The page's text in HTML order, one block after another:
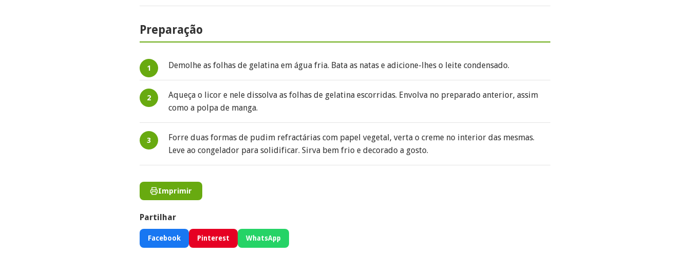
Preparação
Demolhe as folhas de gelatina em água fria. Bata as natas e adicione-lhes o leite condensado.
Aqueça o licor e nele dissolva as folhas de gelatina escorridas. Envolva no preparado anterior, assim
como a polpa de manga.
Forre duas formas de pudim refractárias com papel vegetal, verta o creme no interior das mesmas.
Leve ao congelador para solidificar. Sirva bem frio e decorado a gosto.
Imprimir
Partilhar
Facebook Pinterest WhatsApp